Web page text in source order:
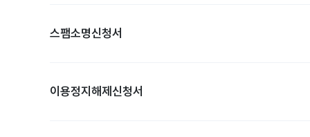
스팸소명신청서
이용정지해제신청서